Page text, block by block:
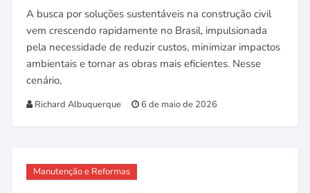
A busca por soluções sustentáveis na construção civil
vem crescendo rapidamente no Brasil, impulsionada
pela necessidade de reduzir custos, minimizar impactos
ambientais e tornar as obras mais eficientes. Nesse
cenário,
Richard Albuquerque 6 de maio de 2026
Manutenção e Reformas